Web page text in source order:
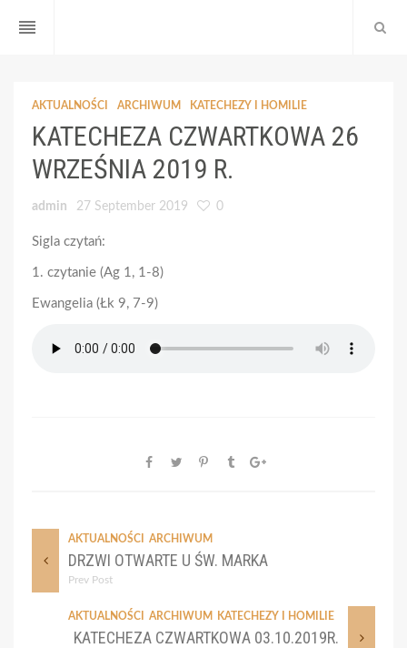
reorder
AKTUALNOŚCI ARCHIWUM KATECHEZY I HOMILIE
KATECHEZA CZWARTKOWA 26
WRZEŚNIA 2019 R.
admin 27 September 2019 0
Sigla czytań:
1. czytanie (Ag 1, 1-8)
Ewangelia (Łk 9, 7-9)
AKTUALNOŚCI ARCHIWUM
DRZWI OTWARTE U ŚW. MARKA
Prev Post
AKTUALNOŚCI ARCHIWUM KATECHEZY I HOMILIE
KATECHEZA CZWARTKOWA 03.10.2019R.